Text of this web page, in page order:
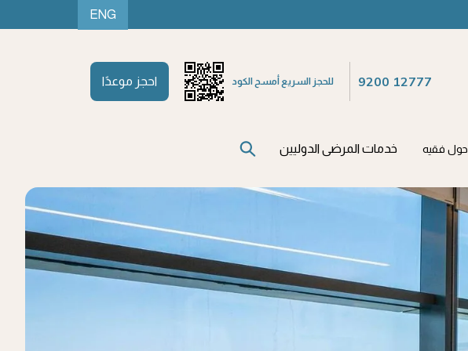
ENG
9200 12777 للحجز السريع أمسح الكود احجز موعدًا
حول فقيه خدمات المرضى الدوليين